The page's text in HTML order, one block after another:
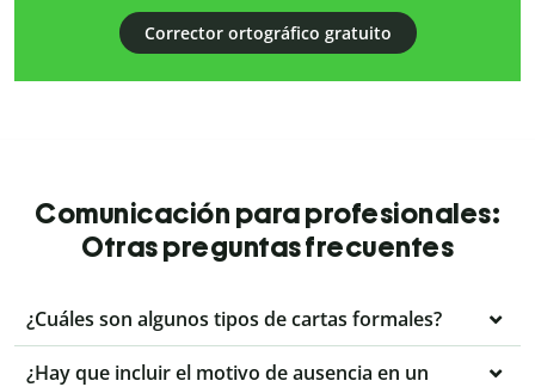
Corrector ortográfico gratuito
Comunicación para profesionales:
Otras preguntas frecuentes
¿Cuáles son algunos tipos de cartas formales?
¿Hay que incluir el motivo de ausencia en un